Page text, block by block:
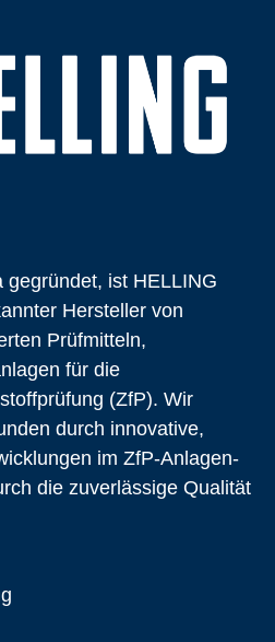
gegründet, ist HELLING
Hersteller von
Prüfmitteln,
für die
(ZfP). Wir
durch innovative,
im ZfP-Anlagen-
die zuverlässige Qualität